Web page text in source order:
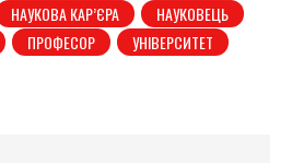
НАУКОВА КАР’ЄРА
НАУКОВЕЦЬ
ПРОФЕСОР
УНІВЕРСИТЕТ